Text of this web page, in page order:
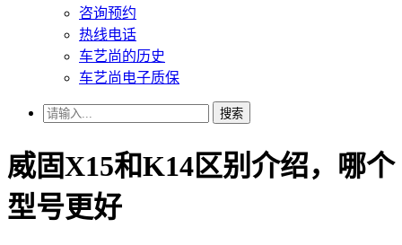
咨询预约
热线电话
车艺尚的历史
车艺尚电子质保
搜索
威固X15和K14区别介绍，哪个
型号更好